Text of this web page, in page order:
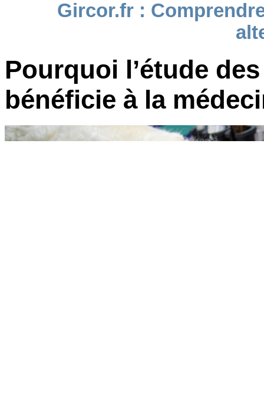
Gircor.fr :
Pourquoi l’étude
bénéficie à la